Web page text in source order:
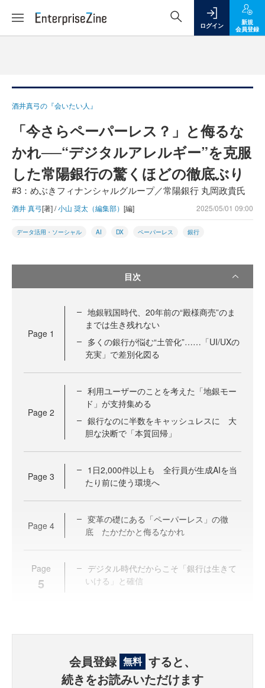
ログイン
新規
会員登録
酒井真弓の『会いたい人』
「今さらペーパーレス？」と侮るな
かれ──“デジタルアレルギー”を克服
した常陽銀行の驚くほどの徹底ぶり
#3：めぶきフィナンシャルグループ／常陽銀行 丸岡政貴氏
酒井 真弓[著] /小山 奨太（編集部） [編] 2025/05/01 09:00
データ活用・ソーシャル AI DX ペーパーレス 銀行
目次
Page 1
地銀戦国時代、20年前の“殿様商売”のま
までは生き残れない
多くの銀行が悩む“土管化”……「UI/UXの
充実」で差別化図る
Page 2
利用ユーザーのことを考えた「地銀モー
ド」が支持集める
銀行なのに半数をキャッシュレスに 大
胆な決断で「本質回帰」
Page 3
1日2,000件以上も 全行員が生成AIを当
たり前に使う環境へ
Page 4
変革の礎にある「ペーパーレス」の徹
底 たかだかと侮るなかれ
Page
5
デジタル時代だからこそ「銀行は生きて
いける」と確信
会員登録 無料 すると、
続きをお読みいただけます